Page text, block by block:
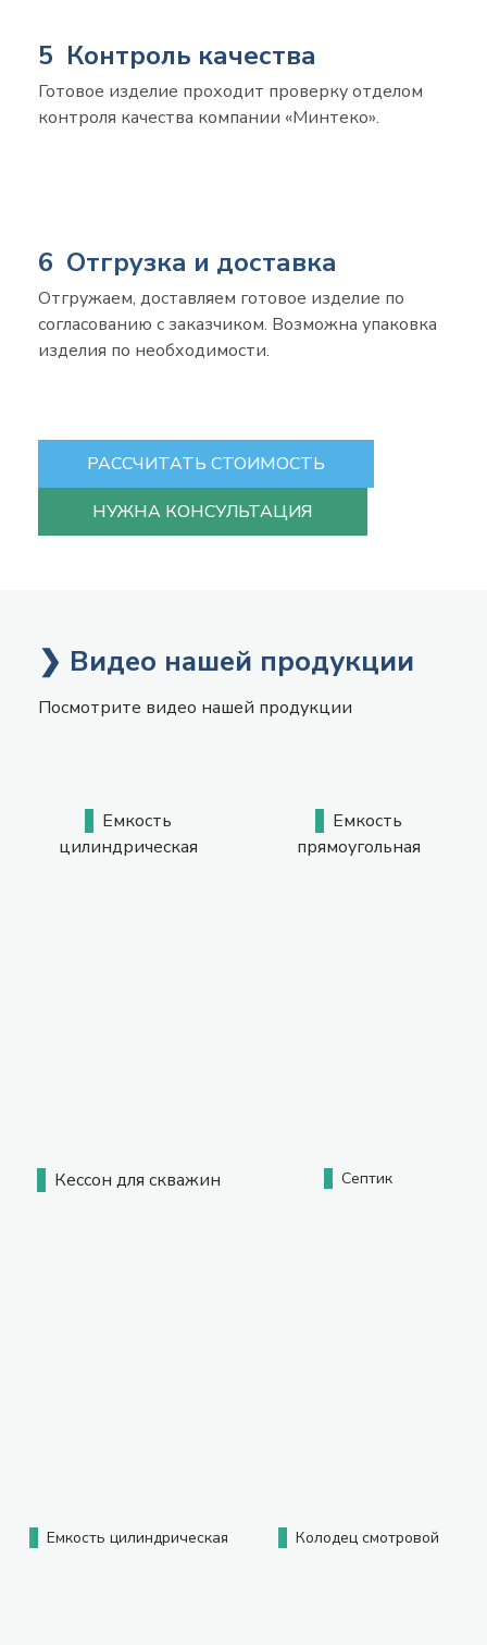
5 Контроль качества
Готовое изделие проходит проверку отделом
контроля качества компании «Минтеко».
6 Отгрузка и доставка
Отгружаем, доставляем готовое изделие по
согласованию с заказчиком. Возможна упаковка
изделия по необходимости.
РАССЧИТАТЬ СТОИМОСТЬ
НУЖНА КОНСУЛЬТАЦИЯ
❯ Видео нашей продукции
Посмотрите видео нашей продукции
Емкость
цилиндрическая
Емкость
прямоугольная
Кессон для скважин Септик
Емкость цилиндрическая Колодец смотровой